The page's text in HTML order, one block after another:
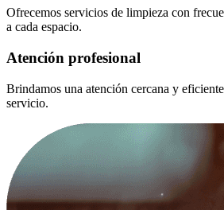
Ofrecemos servicios de limpieza con
a cada espacio.
Atención profesional
Brindamos una atención cercana y
servicio.